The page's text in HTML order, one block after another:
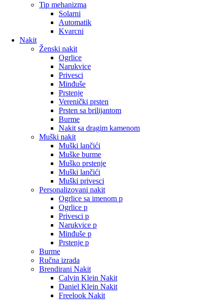
Tip mehanizma
Solarni
Automatik
Kvarcni
Nakit
Ženski nakit
Ogrlice
Narukvice
Privesci
Minđuše
Prstenje
Verenički prsten
Prsten sa brilijantom
Burme
Nakit sa dragim kamenom
Muški nakit
Muški lančići
Muške burme
Muško prstenje
Muški lančići
Muški privesci
Personalizovani nakit
Ogrlice sa imenom p
Ogrlice p
Privesci p
Narukvice p
Minđuše p
Prstenje p
Burme
Ručna izrada
Brendirani Nakit
Calvin Klein Nakit
Daniel Klein Nakit
Freelook Nakit